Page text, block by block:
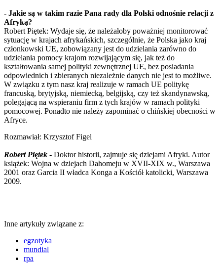
- Jakie są w takim razie Pana rady dla Polski odnośnie relacji z
Afryką?
Robert Piętek: Wydaje się, że należałoby poważniej monitorować
sytuację w krajach afrykańskich, szczególnie, że Polska jako kraj
członkowski UE, zobowiązany jest do udzielania zarówno do
udzielania pomocy krajom rozwijającym się, jak też do
kształtowania samej polityki zewnętrznej UE, bez posiadania
odpowiednich i zbieranych niezależnie danych nie jest to możliwe.
W związku z tym nasz kraj realizuje w ramach UE politykę
francuską, brytyjską, niemiecką, belgijską, czy też skandynawską,
polegającą na wspieraniu firm z tych krajów w ramach polityki
pomocowej. Ponadto nie należy zapominać o chińskiej obecności w
Afryce.
Rozmawiał: Krzysztof Figel
Robert Piętek - Doktor historii, zajmuje się dziejami Afryki. Autor
książek: Wojna w dziejach Dahomeju w XVII-XIX w., Warszawa
2001 oraz Garcia II władca Konga a Kościół katolicki, Warszawa
2009.
Inne artykuły związane z:
egzotyka
mundial
rpa